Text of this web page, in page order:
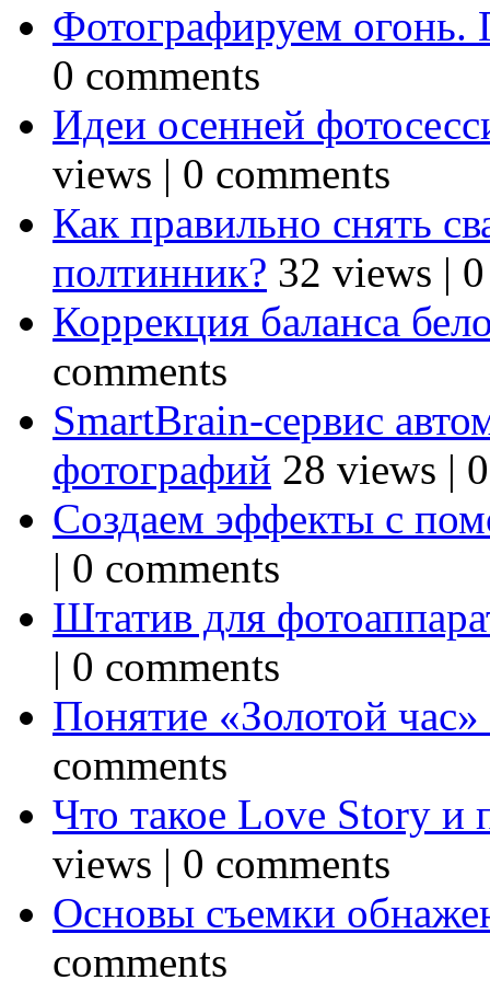
Фотографируем огонь.
0 comments
Идеи осенней
views | 0 comments
Как правильно снять
полтинник? 32 views |
Коррекция баланса
comments
SmartBrain-сервис
фотографий 28 views |
Создаем эффекты с
| 0 comments
Штатив для
| 0 comments
Понятие «Золотой
comments
Что такое Love Story и
views | 0 comments
Основы съемки
comments